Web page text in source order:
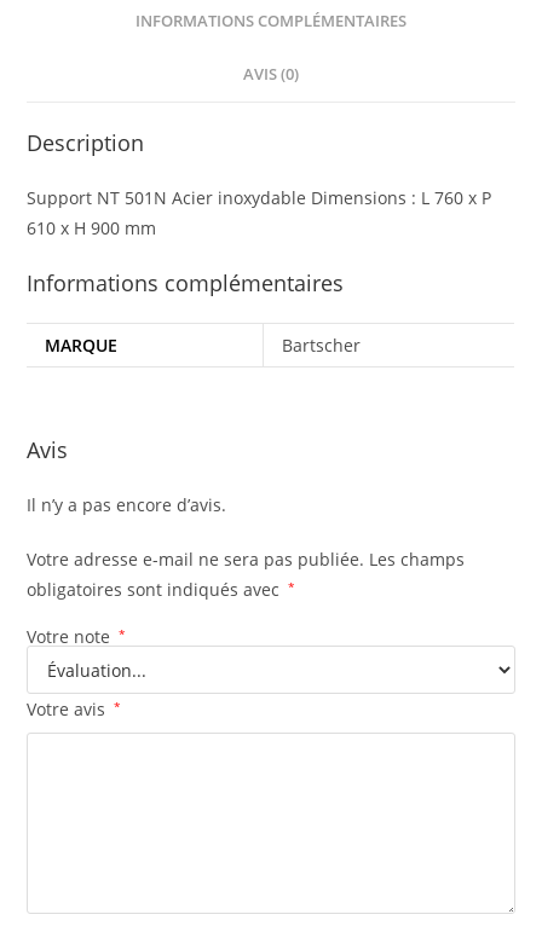
et
502
INFORMATIONS COMPLÉMENTAIRES
AVIS (0)
Description
Support NT 501N Acier inoxydable Dimensions : L 760 x P
610 x H 900 mm
Informations complémentaires
MARQUE Bartscher
Avis
Il n’y a pas encore d’avis.
Votre adresse e-mail ne sera pas publiée. Les champs
obligatoires sont indiqués avec
*
Votre note *
Votre avis *